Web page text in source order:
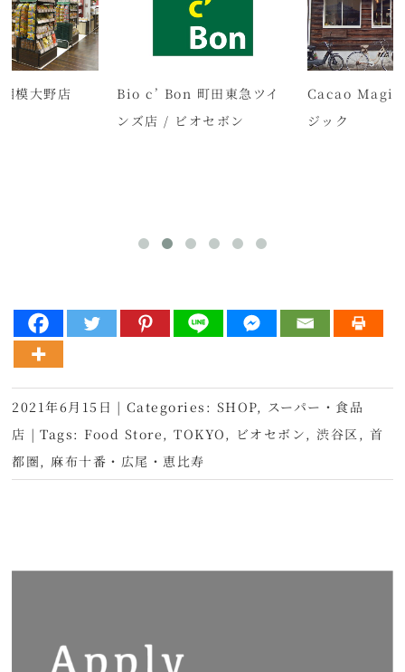
模大野店
Bio c’ Bon 町田東急ツイ
ンズ店 / ビオセボン
Cacao Magic
ジック
2021年6月15日 | Categories: SHOP, スーパー・食品
店 | Tags: Food Store ,TOKYO , ビオセボン ,渋谷区 , 首
都圏 , 麻布十番・広尾・恵比寿